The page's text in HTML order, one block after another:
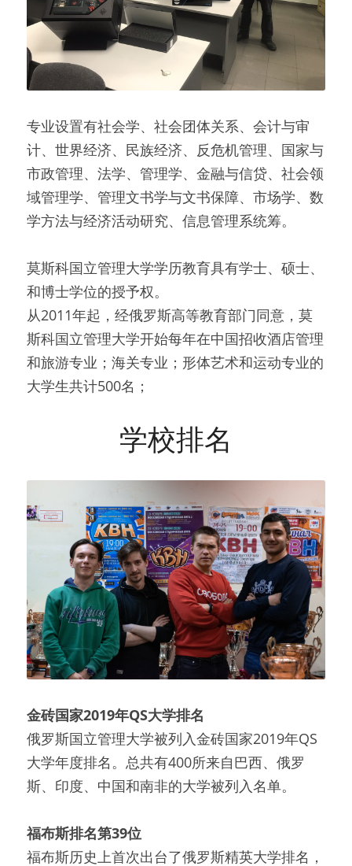
专业设置有社会学、社会团体关系、会计与审
计、世界经济、民族经济、反危机管理、国家与
市政管理、法学、管理学、金融与信贷、社会领
域管理学、管理文书学与文书保障、市场学、数
学方法与经济活动研究、信息管理系统筹。
莫斯科国立管理大学学历教育具有学士、硕士、
和博士学位的授予权。
从2011年起，经俄罗斯高等教育部门同意，莫
斯科国立管理大学开始每年在中国招收酒店管理
和旅游专业；海关专业；形体艺术和运动专业的
大学生共计500名；
学校排名
金砖国家2019年QS大学排名
俄罗斯国立管理大学被列入金砖国家2019年QS
大学年度排名。总共有400所来自巴西、俄罗
斯、印度、中国和南非的大学被列入名单。
福布斯排名第39位
福布斯历史上首次出台了俄罗斯精英大学排名，